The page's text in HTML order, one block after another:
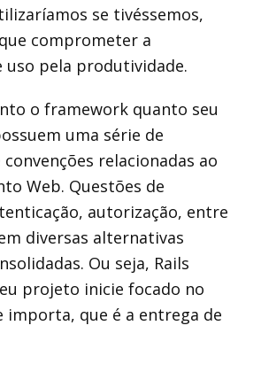
se tivéssemos,
comprometer a
uso pela produtividade.
o framework quanto seu
uma série de
relacionadas ao
Web. Questões de
autorização, entre
diversas alternativas
Ou seja, Rails
projeto inicie focado no
importa, que é a entrega de